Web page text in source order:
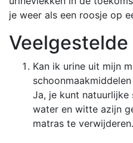
je weer als een roosje op
Veelgestelde
Kan ik urine uit mijn
Ja, je kunt natuurlijke
water en witte azijn
matras te verwijderen.